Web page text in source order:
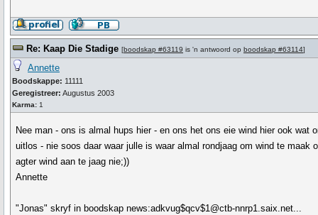
Re: Kaap Die Stadige [boodskap #63119 is 'n antwoord op boodskap #63114]
Annette
Boodskappe: 11111
Geregistreer: Augustus 2003
Karma: 1
Nee man - ons is almal hups hier - en ons het ons eie wind hier ook wat
uitlos - nie soos daar waar julle is waar almal rondjaag om wind te maak
agter wind aan te jaag nie;))
Annette
"Jonas" skryf in boodskap news:adkvug$qcv$1@ctb-nnrp1.saix.net...